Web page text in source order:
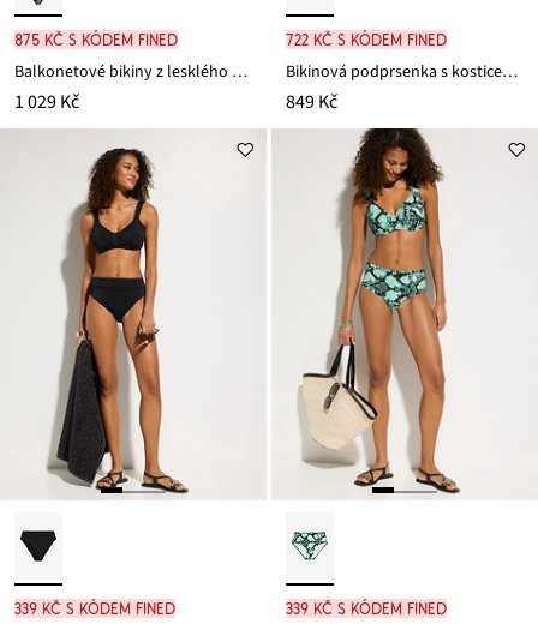
875 Kč s kódem FINED
Balkonetové bikiny z lesklého materiálu (2dílná souprava)
1 029 Kč
722 Kč s kódem FINED
Bikinová podprsenka s kosticemi, rychleschnoucí a s vyztuženými ramínky
849 Kč
339 Kč s kódem FINED 339 Kč s kódem FINED